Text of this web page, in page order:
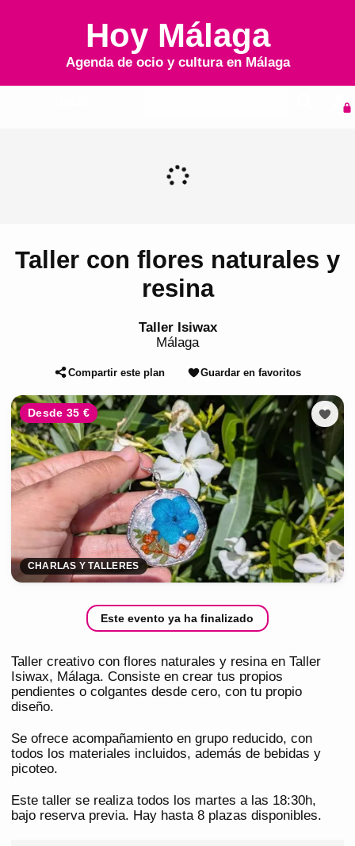
Hoy Málaga
Agenda de ocio y cultura en Málaga
Taller con flores naturales y
resina
Taller Isiwax
Málaga
Compartir este plan Guardar en favoritos
Desde 35 €
CHARLAS Y TALLERES
Este evento ya ha finalizado
Taller creativo con flores naturales y resina en Taller
Isiwax, Málaga. Consiste en crear tus propios
pendientes o colgantes desde cero, con tu propio
diseño.
Se ofrece acompañamiento en grupo reducido, con
todos los materiales incluidos, además de bebidas y
picoteo.
Este taller se realiza todos los martes a las 18:30h,
bajo reserva previa. Hay hasta 8 plazas disponibles.